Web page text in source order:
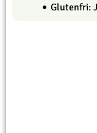
Glutenfri: